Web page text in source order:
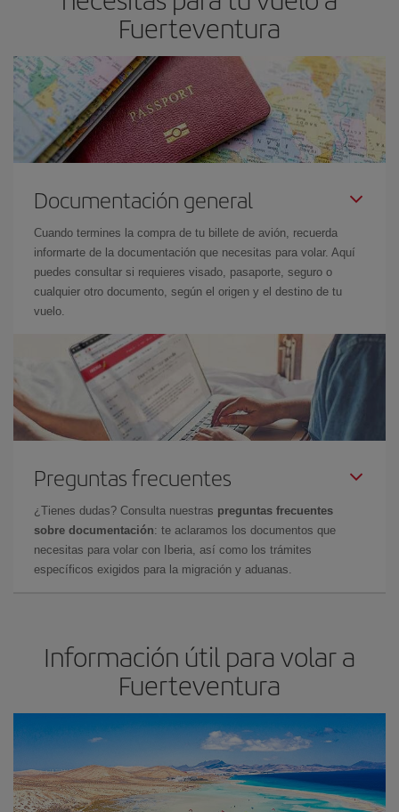
Fuerteventura
Documentación general
Cuando termines la compra de tu billete de avión, recuerda
informarte de la documentación que necesitas para volar. Aquí
puedes consultar si requieres visado, pasaporte, seguro o
cualquier otro documento, según el origen y el destino de tu
vuelo.
Preguntas frecuentes
¿Tienes dudas? Consulta nuestras preguntas frecuentes
sobre documentación: te aclaramos los documentos que
necesitas para volar con Iberia, así como los trámites
específicos exigidos para la migración y aduanas.
Información útil para volar a
Fuerteventura